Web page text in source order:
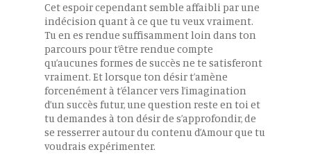
Cet espoir cependant semble affaibli par une
indécision quant à ce que tu veux vraiment.
Tu en es rendue suffisamment loin dans ton
parcours pour t’être rendue compte
qu’aucunes formes de succès ne te satisferont
vraiment. Et lorsque ton désir t’amène
forcenément à t’élancer vers l’imagination
d’un succès futur, une question reste en toi et
tu demandes à ton désir de s’approfondir, de
se resserrer autour du contenu d’Amour que tu
voudrais expérimenter.